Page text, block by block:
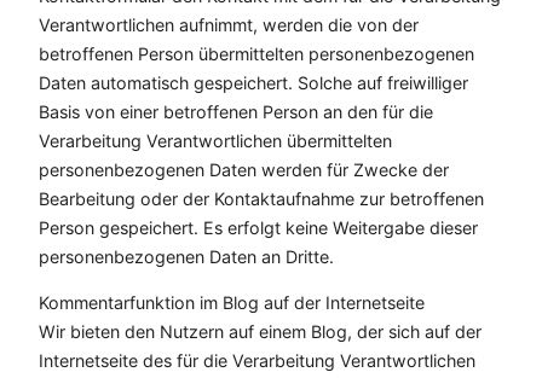
Verantwortlichen aufnimmt, werden die von der
betroffenen Person übermittelten personenbezogenen
Daten automatisch gespeichert. Solche auf freiwilliger
Basis von einer betroffenen Person an den für die
Verarbeitung Verantwortlichen übermittelten
personenbezogenen Daten werden für Zwecke der
Bearbeitung oder der Kontaktaufnahme zur betroffenen
Person gespeichert. Es erfolgt keine Weitergabe dieser
personenbezogenen Daten an Dritte.
Kommentarfunktion im Blog auf der Internetseite
Wir bieten den Nutzern auf einem Blog, der sich auf der
Internetseite des für die Verarbeitung Verantwortlichen